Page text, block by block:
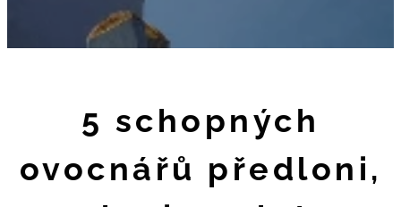
5 schopných
ovocnářů předloni,